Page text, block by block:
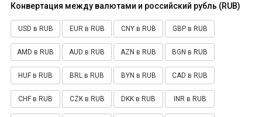
Конвертация между валютами и российский рубль (RUB)
USD в RUB EUR в RUB CNY в RUB GBP в RUB
AMD в RUB AUD в RUB AZN в RUB BGN в RUB
HUF в RUB BRL в RUB BYN в RUB CAD в RUB
CHF в RUB CZK в RUB DKK в RUB INR в RUB